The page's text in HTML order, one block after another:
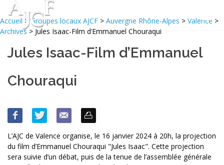
Accueil >Groupes locaux AJCF > Auvergne Rhône-Alpes > Valence >
Archives> Jules Isaac-Film d’Emmanuel Chouraqui
Jules Isaac-Film d’Emmanuel
Chouraqui
L’AJC de Valence organise, le 16 janvier 2024 à 20h, la projection
du film d’Emmanuel Chouraqui "Jules Isaac". Cette projection
sera suivie d’un débat, puis de la tenue de l’assemblée générale